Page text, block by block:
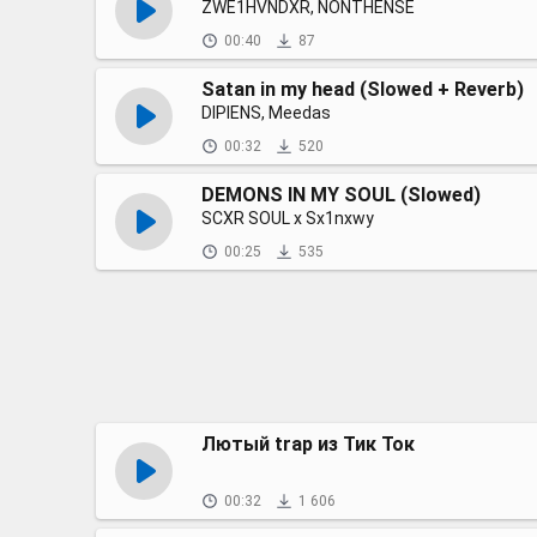
ZWE1HVNDXR, NONTHENSE
00:40 87
Satan in my head (Slowed + Reverb)
DIPIENS, Meedas
00:32 520
DEMONS IN MY SOUL (Slowed)
SCXR SOUL x Sx1nxwy
00:25 535
Лютый trap из Тик Ток
00:32 1 606